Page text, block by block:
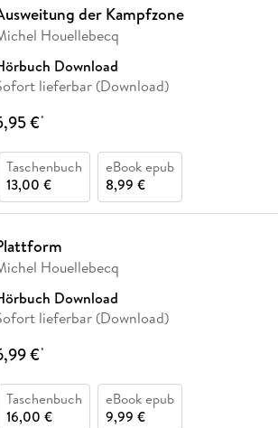
der Kampfzone
Houellebecq
Download
lieferbar (Download)
€*
Taschenbuch
13,00 €
eBook epub
8,99 €
Houellebecq
Download
lieferbar (Download)
€*
Taschenbuch
16,00 €
eBook epub
9,99 €